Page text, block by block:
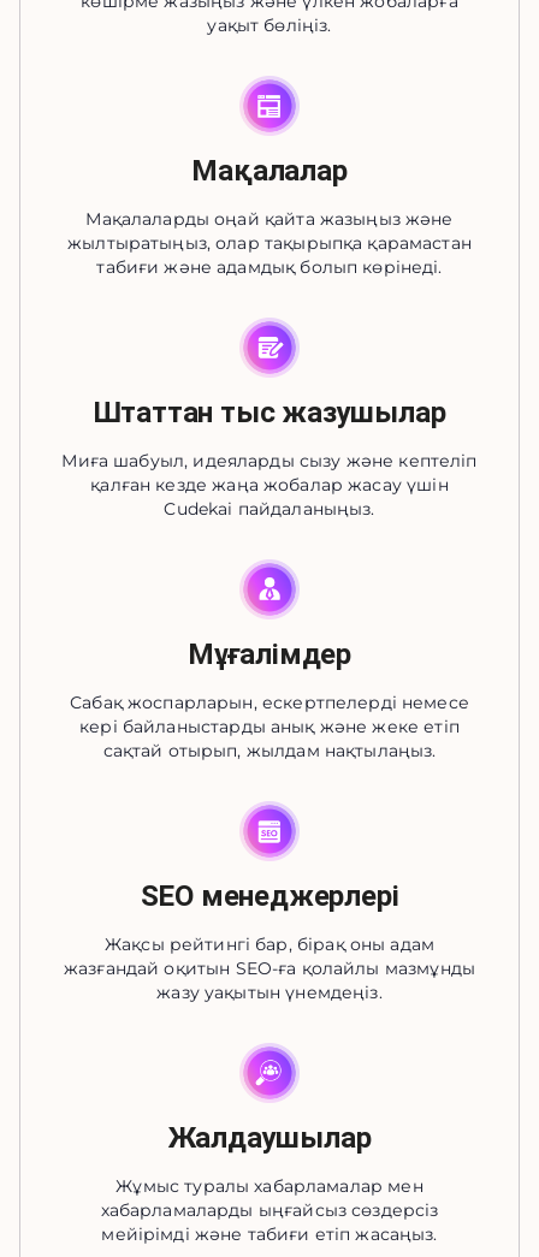
уақыт бөліңіз.
Мақалалар
Мақалаларды оңай қайта жазыңыз және
жылтыратыңыз, олар тақырыпқа қарамастан
табиғи және адамдық болып көрінеді.
Штаттан тыс жазушылар
Миға шабуыл, идеяларды сызу және кептеліп
қалған кезде жаңа жобалар жасау үшін
Cudekai пайдаланыңыз.
Мұғалімдер
Сабақ жоспарларын, ескертпелерді немесе
кері байланыстарды анық және жеке етіп
сақтай отырып, жылдам нақтылаңыз.
SEO менеджерлері
Жақсы рейтингі бар, бірақ оны адам
жазғандай оқитын SEO-ға қолайлы мазмұнды
жазу уақытын үнемдеңіз.
Жалдаушылар
Жұмыс туралы хабарламалар мен
хабарламаларды ыңғайсыз сөздерсіз
мейірімді және табиғи етіп жасаңыз.